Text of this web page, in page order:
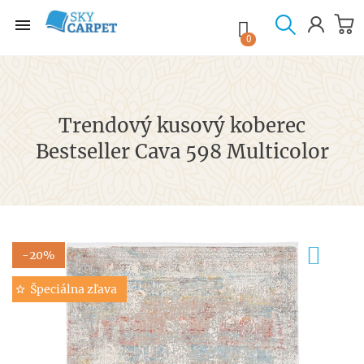
 shopping_cart

0
Trendový kusový koberec
Bestseller Cava 598 Multicolor
-20%
Špeciálna zľava